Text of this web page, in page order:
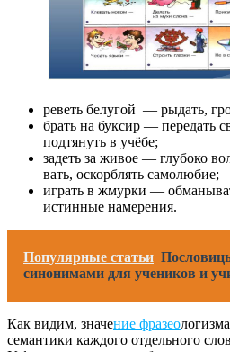
реветь белу­гой — рыдать,
брать на бук­сир — пере­дать
под­тя­нуть в учёбе;
задеть за живое — глу­бо­ко
вать, оскорб­лять самолюбие;
играть в жмур­ки —
истин­ные намерения.
Популярные статьи
синонимами для учеников и
Как видим, зна­че­ние фра­зео
семан­ти­ки каж­до­го отдель­но­го